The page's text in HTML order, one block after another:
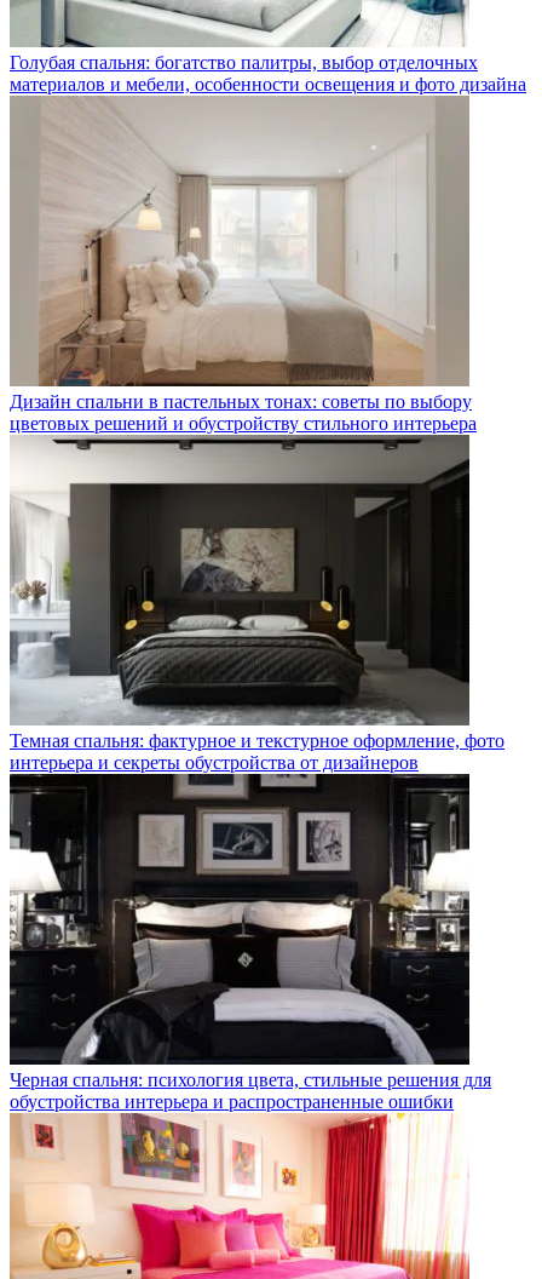
Голубая спальня: богатство палитры, выбор отделочных
материалов и мебели, особенности освещения и фото дизайна
Дизайн спальни в пастельных тонах: советы по выбору
цветовых решений и обустройству стильного интерьера
Темная спальня: фактурное и текстурное оформление, фото
интерьера и секреты обустройства от дизайнеров
Черная спальня: психология цвета, стильные решения для
обустройства интерьера и распространенные ошибки